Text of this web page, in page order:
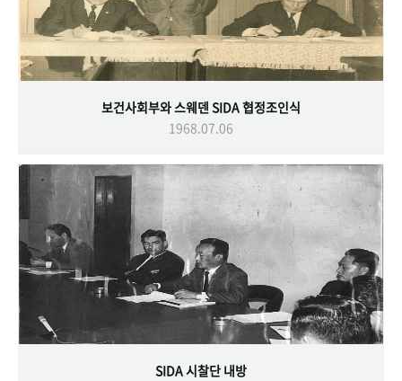
보건사회부와 스웨덴 SIDA 협정조인식
1968.07.06
SIDA 시찰단 내방